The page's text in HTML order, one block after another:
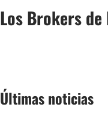
Los Brokers
Últimas noticias